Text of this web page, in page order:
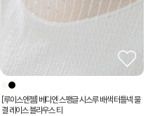
[루이스엔젤] 베디엔 스팽글 시스루 배색 터틀넥 물
결 레이스 블라우스 티